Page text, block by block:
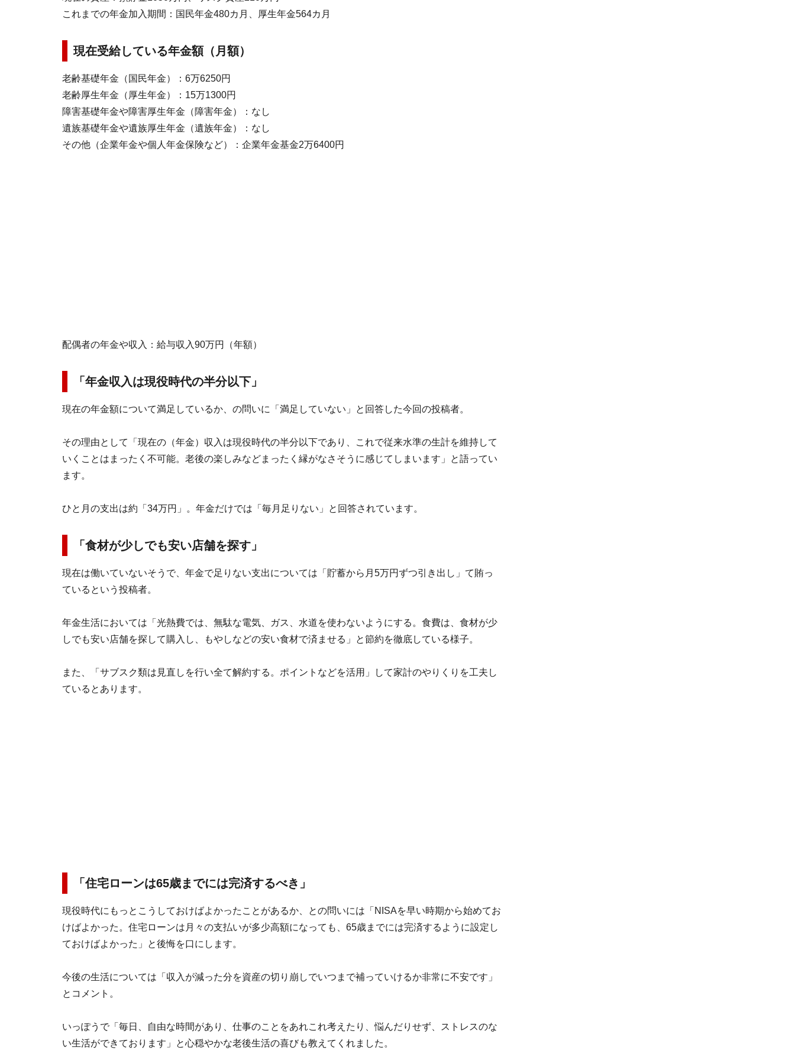
これまでの年金加入期間：国民年金480カ月、厚生年金564カ月
現在受給している年金額（月額）
老齢基礎年金（国民年金）：6万6250円
老齢厚生年金（厚生年金）：15万1300円
障害基礎年金や障害厚生年金（障害年金）：なし
遺族基礎年金や遺族厚生年金（遺族年金）：なし
その他（企業年金や個人年金保険など）：企業年金基金2万6400円
配偶者の年金や収入：給与収入90万円（年額）
「年金収入は現役時代の半分以下」
現在の年金額について満足しているか、の問いに「満足していない」と回答した今回の投稿者。
その理由として「現在の（年金）収入は現役時代の半分以下であり、これで従来水準の生計を維持して
いくことはまったく不可能。老後の楽しみなどまったく縁がなさそうに感じてしまいます」と語ってい
ます。
ひと月の支出は約「34万円」。年金だけでは「毎月足りない」と回答されています。
「食材が少しでも安い店舗を探す」
現在は働いていないそうで、年金で足りない支出については「貯蓄から月5万円ずつ引き出し」て賄っ
ているという投稿者。
年金生活においては「光熱費では、無駄な電気、ガス、水道を使わないようにする。食費は、食材が少
しでも安い店舗を探して購入し、もやしなどの安い食材で済ませる」と節約を徹底している様子。
また、「サブスク類は見直しを行い全て解約する。ポイントなどを活用」して家計のやりくりを工夫し
ているとあります。
「住宅ローンは65歳までには完済するべき」
現役時代にもっとこうしておけばよかったことがあるか、との問いには「NISAを早い時期から始めてお
けばよかった。住宅ローンは月々の支払いが多少高額になっても、65歳までには完済するように設定し
ておけばよかった」と後悔を口にします。
今後の生活については「収入が減った分を資産の切り崩しでいつまで補っていけるか非常に不安です」
とコメント。
いっぽうで「毎日、自由な時間があり、仕事のことをあれこれ考えたり、悩んだりせず、ストレスのな
い生活ができております」と心穏やかな老後生活の喜びも教えてくれました。